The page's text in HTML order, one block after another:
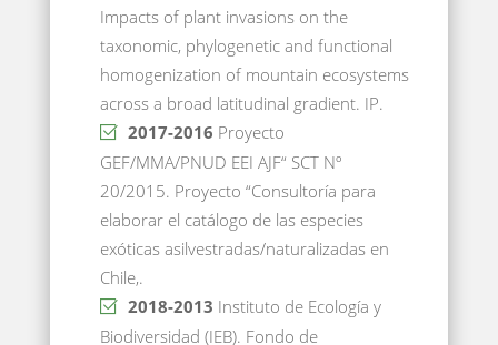
Impacts of plant invasions on the
taxonomic, phylogenetic and functional
homogenization of mountain ecosystems
across a broad latitudinal gradient. IP.
2017-2016 Proyecto
GEF/MMA/PNUD EEI AJF“ SCT Nº
20/2015. Proyecto “Consultoría para
elaborar el catálogo de las especies
exóticas asilvestradas/naturalizadas en
Chile,.
2018-2013 Instituto de Ecología y
Biodiversidad (IEB). Fondo de